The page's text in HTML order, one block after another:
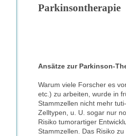
Parkinsontherapie
Ansätze zur Parkinson-
Warum viele Forscher es
etc.) zu arbeiten, wurde in
Stammzellen nicht mehr
Zelltypen, u. U. sogar nur
Risiko tumorartiger
Stammzellen. Das Risiko